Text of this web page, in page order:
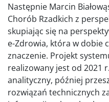
Następnie Marcin
Chorób Rzadkich z
skupiając się na
e-Zdrowia, która w dobie
znaczenie. Projekt
realizowany jest od 2021
analityczny, później
rozwiązań technicznych